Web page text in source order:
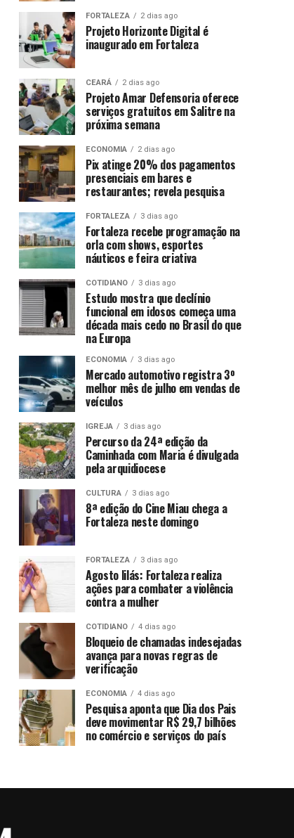
FORTALEZA 2 dias ago
Projeto Horizonte Digital é
inaugurado em Fortaleza
CEARÁ 2 dias ago
Projeto Amar Defensoria oferece
serviços gratuitos em Salitre na
próxima semana
ECONOMIA 2 dias ago
Pix atinge 20% dos pagamentos
presenciais em bares e
restaurantes; revela pesquisa
FORTALEZA 3 dias ago
Fortaleza recebe programação na
orla com shows, esportes
náuticos e feira criativa
COTIDIANO 3 dias ago
Estudo mostra que declínio
funcional em idosos começa uma
década mais cedo no Brasil do que
na Europa
ECONOMIA 3 dias ago
Mercado automotivo registra 3º
melhor mês de julho em vendas de
veículos
IGREJA 3 dias ago
Percurso da 24ª edição da
Caminhada com Maria é divulgada
pela arquidiocese
CULTURA 3 dias ago
8ª edição do Cine Miau chega a
Fortaleza neste domingo
FORTALEZA 3 dias ago
Agosto lilás: Fortaleza realiza
ações para combater a violência
contra a mulher
COTIDIANO 4 dias ago
Bloqueio de chamadas indesejadas
avança para novas regras de
verificação
ECONOMIA 4 dias ago
Pesquisa aponta que Dia dos Pais
deve movimentar R$ 29,7 bilhões
no comércio e serviços do país